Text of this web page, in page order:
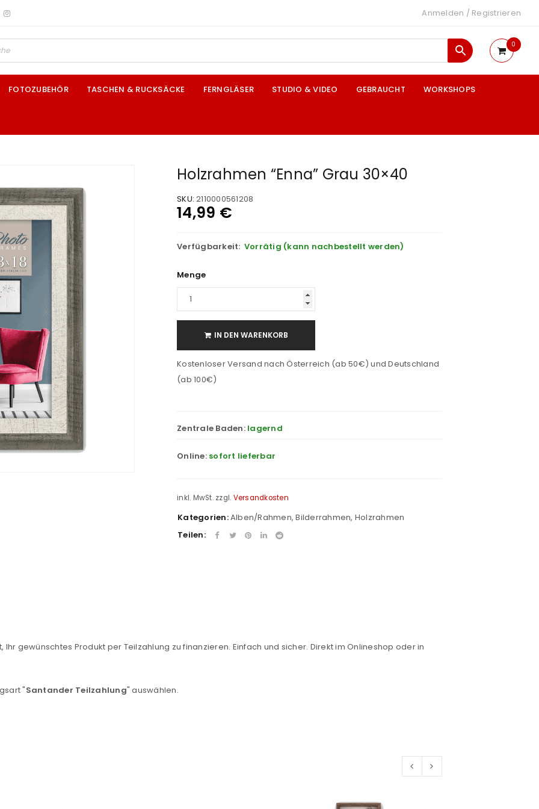
Anmelden / Registrieren
0
FOTOZUBEHÖR TASCHEN & RUCKSÄCKE FERNGLÄSER STUDIO & VIDEO GEBRAUCHT WORKSHOPS
Holzrahmen “Enna” Grau 30×40
SKU: 2110000561208
14,99 €
Verfügbarkeit: Vorrätig (kann nachbestellt werden)
Menge
IN DEN WARENKORB
Kostenloser Versand nach Österreich (ab 50€) und Deutschland
(ab 100€)
Zentrale Baden: lagernd
Online: sofort lieferbar
inkl. MwSt. zzgl. Versandkosten
Kategorien:Alben/Rahmen,Bilderrahmen, Holzrahmen
Teilen:
gewünschtes Produkt per Teilzahlung zu finanzieren. Einfach und sicher. Direkt im Onlineshop oder in
"Santander Teilzahlung" auswählen.